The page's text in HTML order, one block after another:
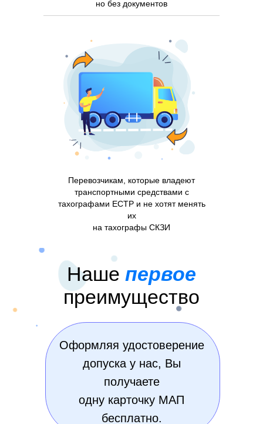
но без документов
Перевозчикам, которые владеют
транспортными средствами с
тахографами ЕСТР и не хотят менять
их
на тахографы СКЗИ
Оформляя удостоверение
допуска у нас, Вы
получаете
одну карточку МАП
бесплатно.
Наше первое
преимущество